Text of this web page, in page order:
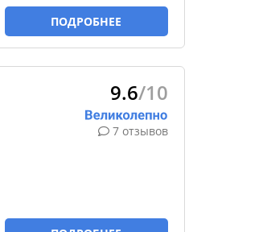
ПОДРОБНЕЕ
9.6/10
7 отзывов